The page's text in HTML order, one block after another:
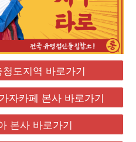
도지역 바로가기
자카페 본사 바로가기
본사 바로가기